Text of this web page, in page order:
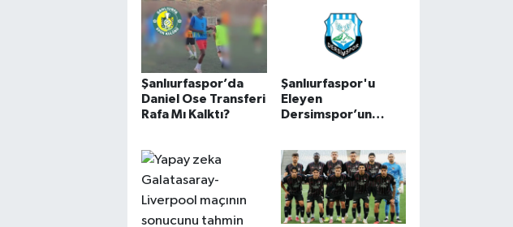
ve Maraton
biletlerinde indirim
Şanlıurfaspor’da
Daniel Ose Transferi
Rafa Mı Kalktı?
Şanlıurfaspor'u
Eleyen
Dersimspor’un